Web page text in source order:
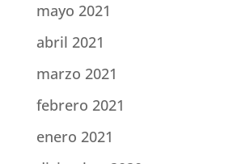
mayo 2021
abril 2021
marzo 2021
febrero 2021
enero 2021